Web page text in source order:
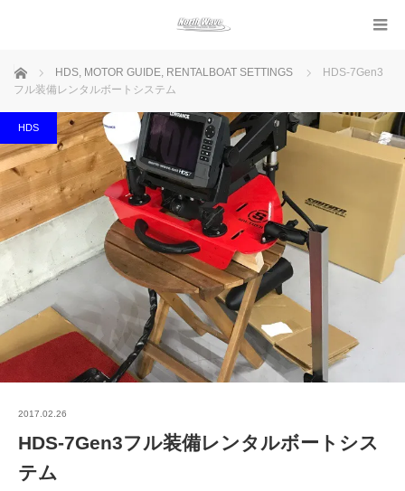
ホーム HDS, MOTOR GUIDE, RENTALBOAT SETTINGS
HDS-7Gen3
フル装備レンタルボートシステム
HDS
2017.02.26
HDS-7Gen3フル装備レンタルボートシス
テム